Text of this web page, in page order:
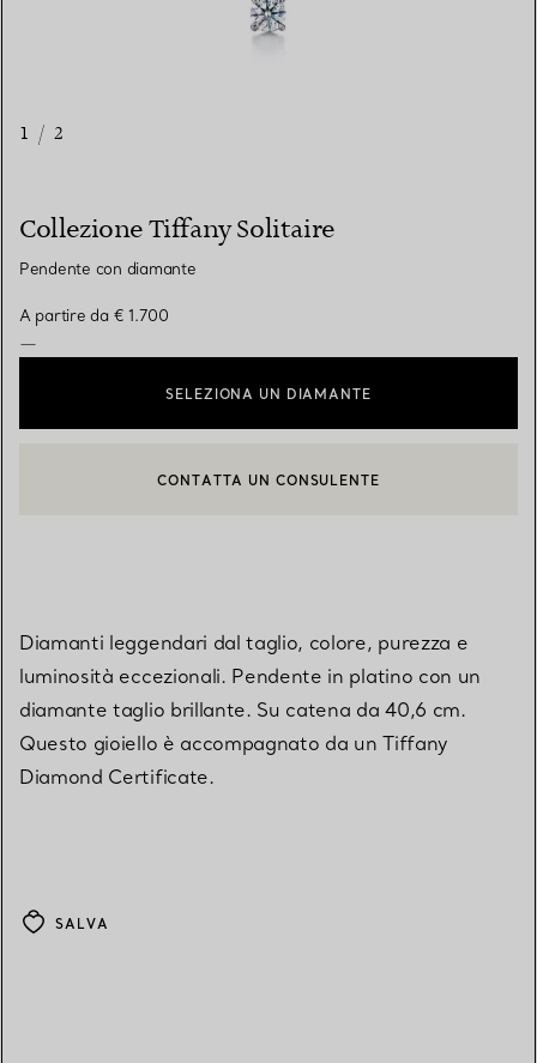
1 / 2
Collezione Tiffany Solitaire
Pendente con diamante
A partire da € 1.700
—
SELEZIONA UN DIAMANTE
CONTATTA UN CONSULENTE
Diamanti leggendari dal taglio, colore, purezza e
luminosità eccezionali. Pendente in platino con un
diamante taglio brillante. Su catena da 40,6 cm.
Questo gioiello è accompagnato da un Tiffany
Diamond Certificate.
SALVA